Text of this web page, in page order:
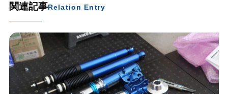
関連記事Relation Entry